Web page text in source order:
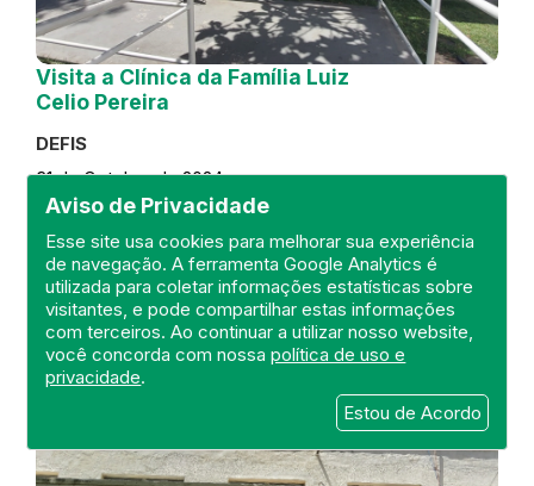
Aviso de Privacidade
Esse site usa cookies para melhorar sua experiência
de navegação. A ferramenta Google Analytics é
utilizada para coletar informações estatísticas sobre
visitantes, e pode compartilhar estas informações
com terceiros. Ao continuar a utilizar nosso website,
você concorda com nossapolítica de uso e
privacidade.
Estou de Acordo
Visita a Clínica da Família Luiz
Celio Pereira
DEFIS
31 de October de 2024
REGIÃO METROPOLITANA
DEFIS
ATO MÉDICO
CLÍNICA DA FAMÍLIA